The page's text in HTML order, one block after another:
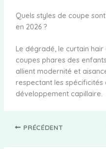
Quels styles de coupe
en 2026 ?
Le dégradé, le curtain
coupes phares des
allient modernité et
respectant les spécificités
développement capillaire.
PRÉCÉDENT